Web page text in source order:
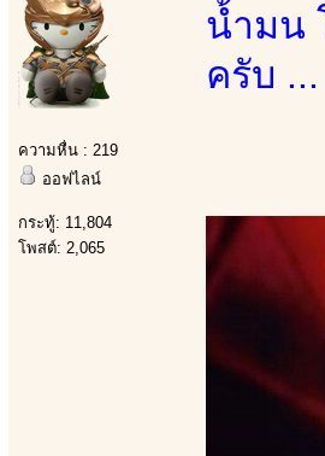
ความหื่น : 219
ออฟไลน์
กระทู้: 11,804
โพสต์: 2,065
น้ำมน
ครับ ...